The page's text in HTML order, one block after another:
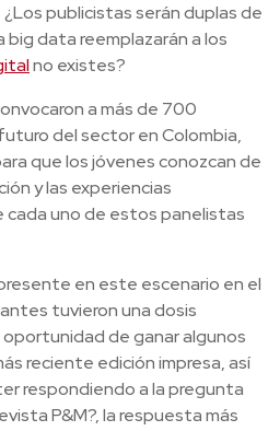
publicistas serán duplas de
big data reemplazarán a los
no existes?
a más de 700
del sector en Colombia,
que los jóvenes conozcan de
y las experiencias
cada uno de estos panelistas
en este escenario en el
tuvieron una dosis
de ganar algunos
reciente edición impresa, así
respondiendo a la pregunta
P&M?, la respuesta más